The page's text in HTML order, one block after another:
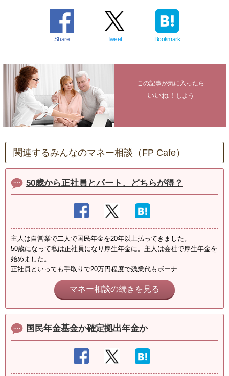
Share Tweet Bookmark
この記事が気に入ったら
いいね！ しよう
関連するみんなのマネー相談（FP Cafe）
50歳から正社員とパート、どちらが得？
主人は自営業で二人で国民年金を20年以上払ってきました。
50歳になって私は正社員になり厚生年金に。主人は会社で厚生年金を
始めました。
正社員といっても手取りで20万円程度で残業代もボーナ...
マネー相談の続きを見る
国民年金基金か確定拠出年金か